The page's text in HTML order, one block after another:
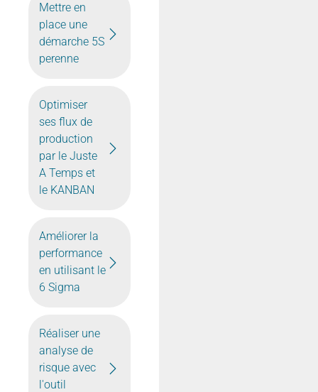
Mettre en
place une
démarche 5S
perenne
Optimiser
ses flux de
production
par le Juste
A Temps et
le KANBAN
Améliorer la
performance
en utilisant le
6 Sigma
Réaliser une
analyse de
risque avec
l'outil